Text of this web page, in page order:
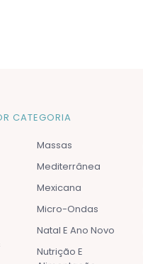
CATEGORIA
Massas
Mediterrânea
Mexicana
Micro-Ondas
Natal E Ano Novo
Nutrição E